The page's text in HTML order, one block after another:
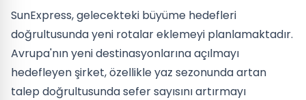
SunExpress, gelecekteki büyüme hedefleri
doğrultusunda yeni rotalar eklemeyi planlamaktadır.
Avrupa'nın yeni destinasyonlarına açılmayı
hedefleyen şirket, özellikle yaz sezonunda artan
talep doğrultusunda sefer sayısını artırmayı